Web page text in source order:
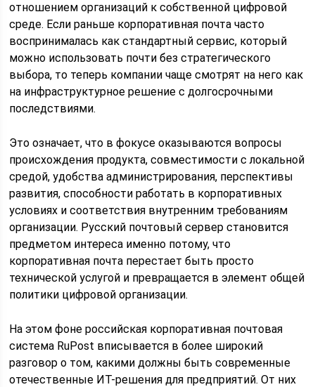
отношением организаций к собственной цифровой
среде. Если раньше корпоративная почта часто
воспринималась как стандартный сервис, который
можно использовать почти без стратегического
выбора, то теперь компании чаще смотрят на него как
на инфраструктурное решение с долгосрочными
последствиями.
Это означает, что в фокусе оказываются вопросы
происхождения продукта, совместимости с локальной
средой, удобства администрирования, перспективы
развития, способности работать в корпоративных
условиях и соответствия внутренним требованиям
организации. Русский почтовый сервер становится
предметом интереса именно потому, что
корпоративная почта перестает быть просто
технической услугой и превращается в элемент общей
политики цифровой организации.
На этом фоне российская корпоративная почтовая
система RuPost вписывается в более широкий
разговор о том, какими должны быть современные
отечественные ИТ-решения для предприятий. От них